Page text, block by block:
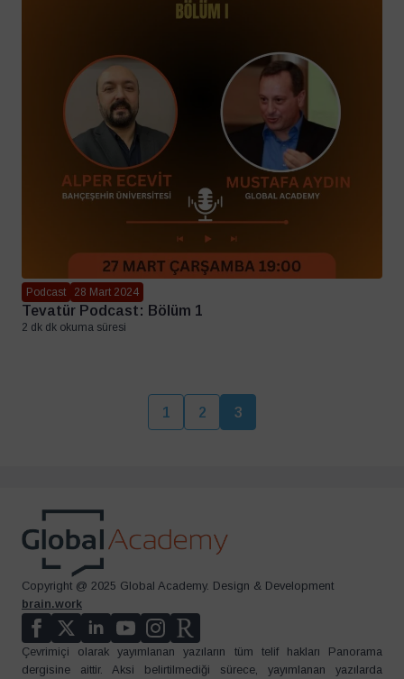
Podcast 28 Mart 2024
Tevatür Podcast: Bölüm 1
2 dk dk okuma süresi
1 2 3
Copyright @ 2025 Global Academy. Design & Development
brain.work
Çevrimiçi olarak yayımlanan yazıların tüm telif hakları Panorama
dergisine aittir. Aksi belirtilmediği sürece, yayımlanan yazılarda